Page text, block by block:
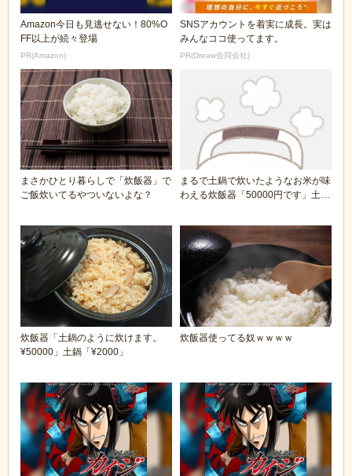
Amazon今日も見逃せない！80%O
FF以上が続々登場
PR(Amazon)
SNSアカウントを着実に成長。実は
みんなココ使ってます。
PR(Dreaw合同会社)
まさかひとり暮らしで「炊飯器」で
ご飯炊いてるやついないよな？
まるで土鍋で炊いたようなお米が味
わえる炊飯器「50000円です」土鍋
炊飯器「土鍋のように炊けます。
¥50000」土鍋「¥2000」
炊飯器使ってる奴ｗｗｗｗ